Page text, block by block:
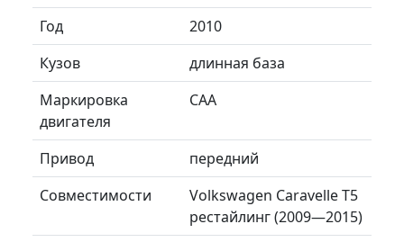
Год
2010
Кузов
длинная база
Маркировка
двигателя
CAA
Привод
передний
Совместимости
Volkswagen Caravelle T5
рестайлинг (2009—2015)